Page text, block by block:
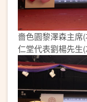
嗇色園黎澤森主席
仁堂代表劉楊先生